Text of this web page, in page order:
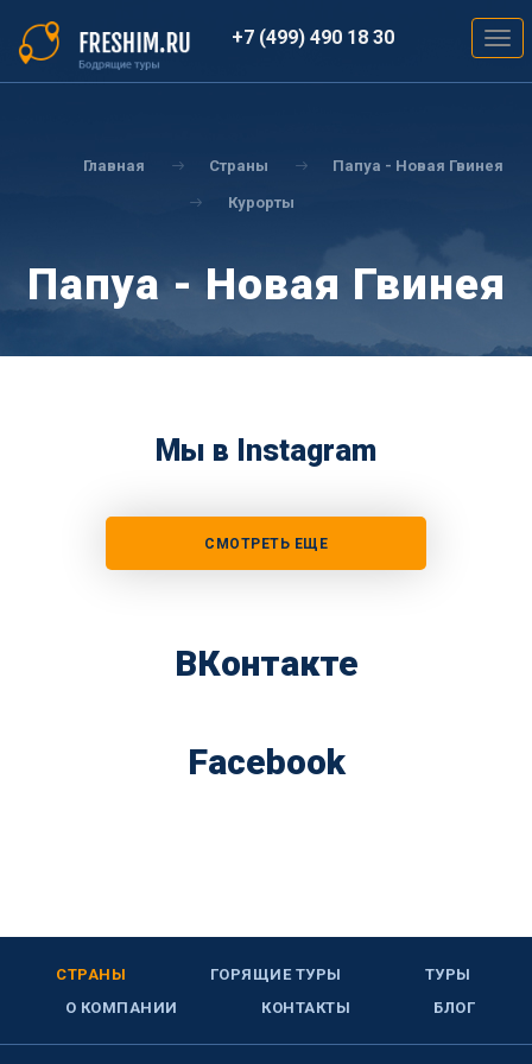
основному
содержанию
+7 (499) 490 18 30
Главная Страны Папуа - Новая Гвинея
Курорты
Папуа - Новая Гвинея
Мы в Instagram
СМОТРЕТЬ ЕЩЕ
ВКонтакте
Facebook
СТРАНЫ ГОРЯЩИЕ ТУРЫ
ТУРЫ
О КОМПАНИИ
КОНТАКТЫ БЛОГ